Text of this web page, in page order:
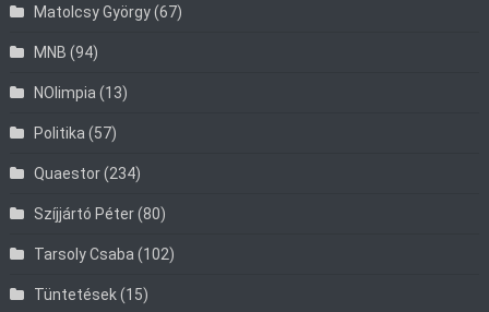
Matolcsy György(67)
MNB (94)
NOlimpia (13)
Politika (57)
Quaestor(234)
Szíjjártó Péter(80)
Tarsoly Csaba (102)
Tüntetések(15)